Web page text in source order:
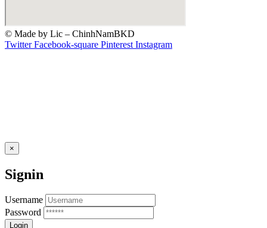
© Made by Lic – ChinhNamBKD
Twitter Facebook-square Pinterest Instagram
×
Signin
Username
Password